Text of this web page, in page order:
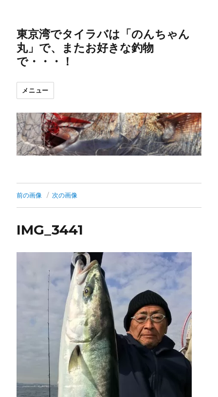
東京湾でタイラバは「のんちゃん
丸」で、またお好きな釣物
で・・・！
メニュー
前の画像 次の画像
IMG_3441